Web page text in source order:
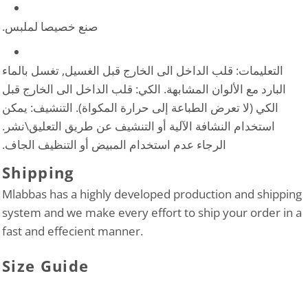
صنع خصيصا لملبس.
التعليمات: قلب الداخل الى الخارج قبل الغسيل, تغسل بالماء
البارد مع الألوان المشابهة. الكي: قلب الداخل الى الخارج قبل
الكي (لا تعرض الطباعة إلى حرارة المكواة). التنشيف: يمكن
استخدام النشافة الآلية أو التنشيف عن طريق التعليق\نشر.
الرجاء عدم استخدام المبيض أو التنظيف الجاف.
Shipping
Mlabbas has a highly developed production and shipping
system and we make every effort to ship your order in a
fast and effecient manner.
Size Guide